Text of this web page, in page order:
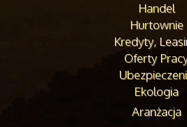
Handel
Hurtownie
Kredyty,
Oferty
Ekologia
Aranżacja